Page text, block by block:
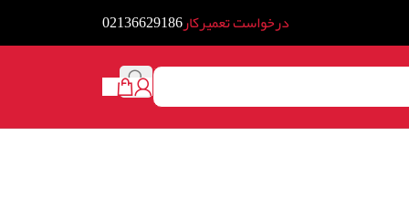
درخواست تعمیرکار02136629186